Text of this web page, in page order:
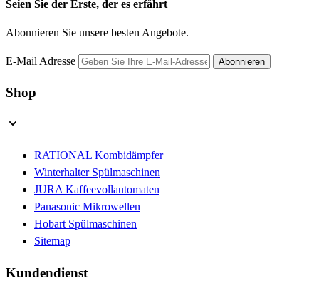
Seien Sie der Erste, der es erfährt
Abonnieren Sie unsere besten Angebote.
E-Mail Adresse Abonnieren
Shop
RATIONAL Kombidämpfer
Winterhalter Spülmaschinen
JURA Kaffeevollautomaten
Panasonic Mikrowellen
Hobart Spülmaschinen
Sitemap
Kundendienst